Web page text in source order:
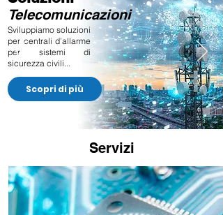
Telecomunicazioni
Sviluppiamo soluzioni
per centrali d’allarme
per sistemi di
sicurezza civili...
Scopri di più
Servizi